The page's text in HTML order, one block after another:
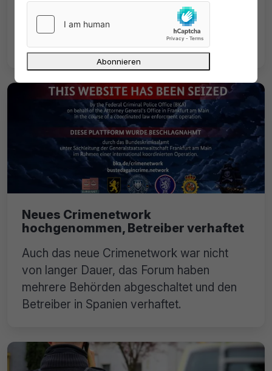
kods.to: Im Rahmen einer gezielten Aktion
durchsuchte die Polizei kürzlich 31 Objekte
in ganz Deutschland und auch in Polen.
Neues Crimenetwork
hochgenommen, Betreiber verhaftet
Auch das neue Crimenetwork war nicht
von langer Dauer, das Forum haben
mehrere Behörden abgeschaltet und den
Betreiber in Spanien verhaftet.